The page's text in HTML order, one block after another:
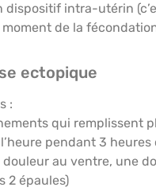
dispositif intra-utérin
de la
ectopique
:
qui remplissent
pendant 3 heures
au ventre, une
2 épaules)